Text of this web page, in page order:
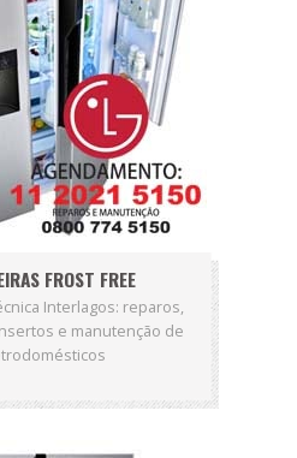
FROST FREE
Interlagos: reparos,
e manutenção de